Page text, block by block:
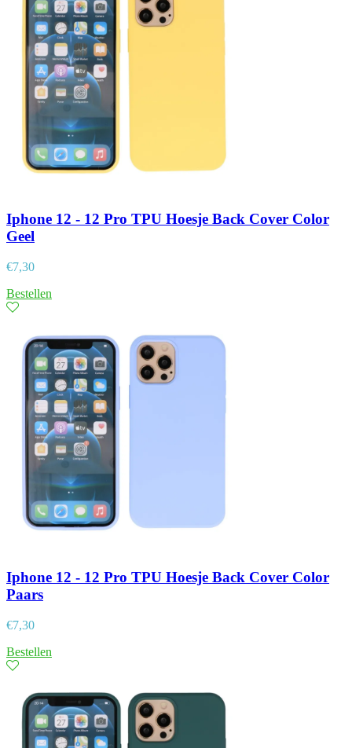
Iphone 12 - 12 Pro TPU Hoesje Back Cover Color
Geel
€7,30
Bestellen
Iphone 12 - 12 Pro TPU Hoesje Back Cover Color
Paars
€7,30
Bestellen